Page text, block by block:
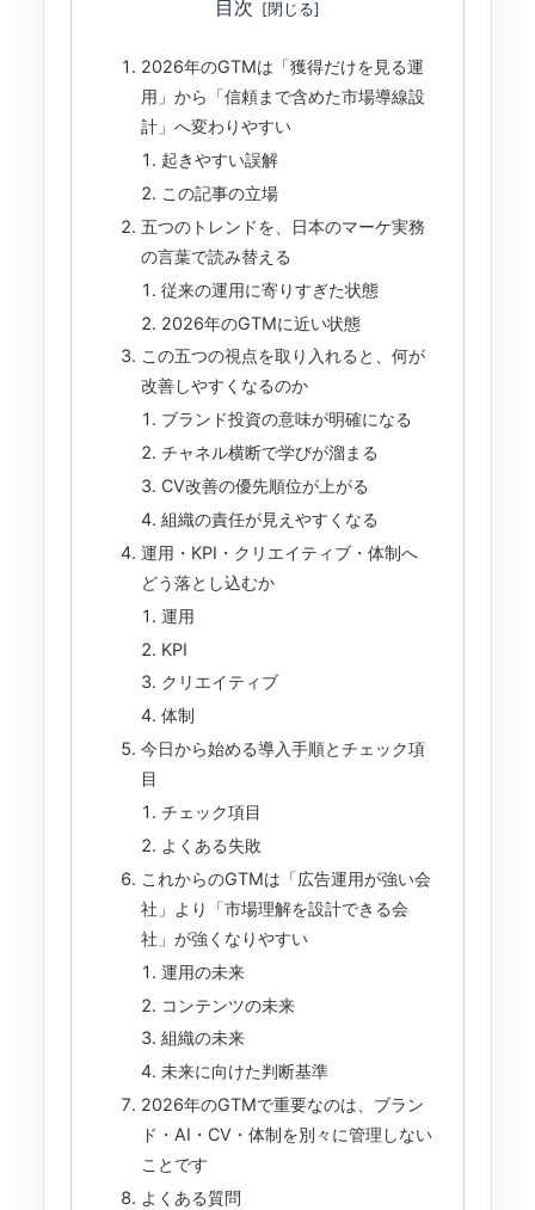
目次
2026年のGTMは「獲得だけを見る運
用」から「信頼まで含めた市場導線設
計」へ変わりやすい
起きやすい誤解
この記事の立場
五つのトレンドを、日本のマーケ実務
の言葉で読み替える
従来の運用に寄りすぎた状態
2026年のGTMに近い状態
この五つの視点を取り入れると、何が
改善しやすくなるのか
ブランド投資の意味が明確になる
チャネル横断で学びが溜まる
CV改善の優先順位が上がる
組織の責任が見えやすくなる
運用・KPI・クリエイティブ・体制へ
どう落とし込むか
運用
KPI
クリエイティブ
体制
今日から始める導入手順とチェック項
目
チェック項目
よくある失敗
これからのGTMは「広告運用が強い会
社」より「市場理解を設計できる会
社」が強くなりやすい
運用の未来
コンテンツの未来
組織の未来
未来に向けた判断基準
2026年のGTMで重要なのは、ブラン
ド・AI・CV・体制を別々に管理しない
ことです
よくある質問